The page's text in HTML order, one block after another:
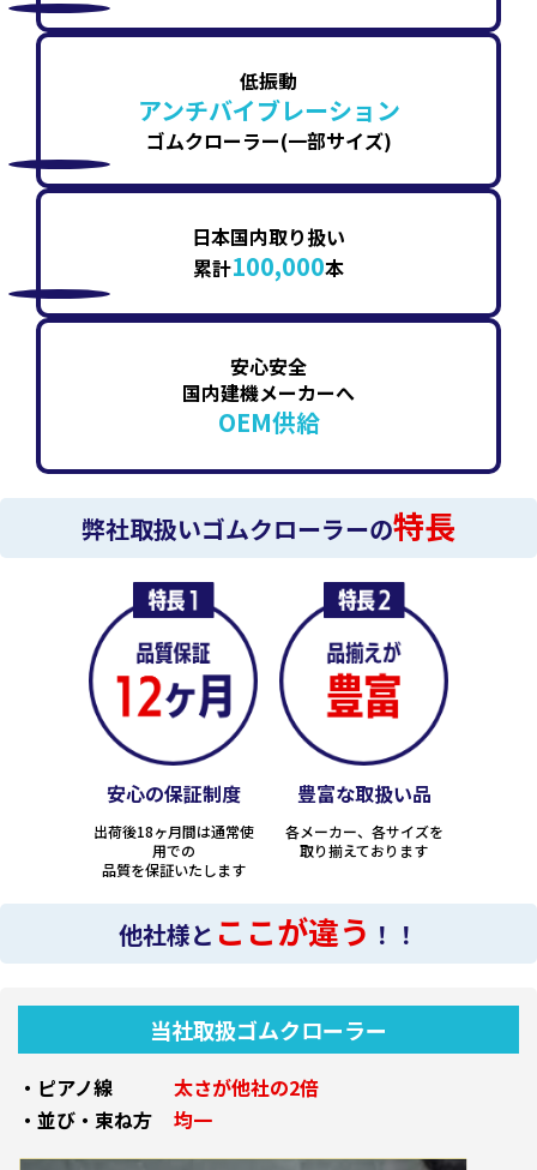
低振動
アンチバイブレーション
ゴムクローラー(一部サイズ)
日本国内取り扱い
累計100,000本
安心安全
国内建機メーカーへ
OEM供給
弊社取扱いゴムクローラーの特長
安心の保証制度
出荷後18ヶ月間は通常使
用での
品質を保証いたします
豊富な取扱い品
各メーカー、各サイズを
取り揃えております
他社様と ここが違う ！！
当社取扱ゴムクローラー
・ピアノ線
太さが他社の2倍
・並び・束ね方
均一